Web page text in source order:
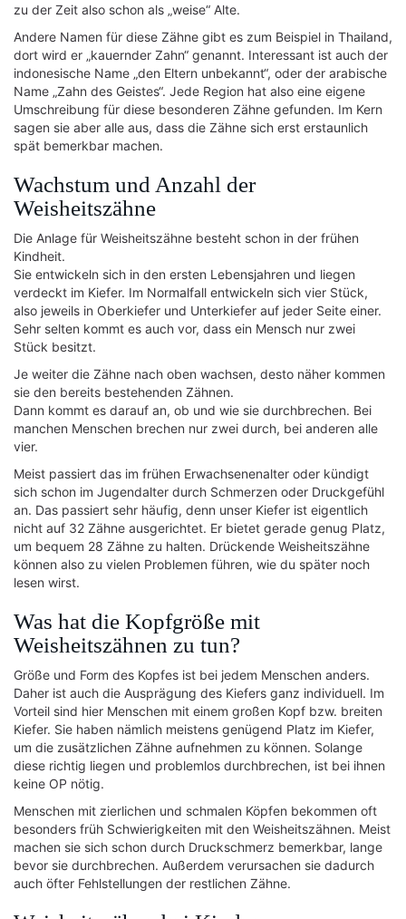
zu der Zeit also schon als „weise“ Alte.
Andere Namen für diese Zähne gibt es zum Beispiel in Thailand,
dort wird er „kauernder Zahn“ genannt. Interessant ist auch der
indonesische Name „den Eltern unbekannt“, oder der arabische
Name „Zahn des Geistes“. Jede Region hat also eine eigene
Umschreibung für diese besonderen Zähne gefunden. Im Kern
sagen sie aber alle aus, dass die Zähne sich erst erstaunlich
spät bemerkbar machen.
Wachstum und Anzahl der
Weisheitszähne
Die Anlage für Weisheitszähne besteht schon in der frühen
Kindheit.
Sie entwickeln sich in den ersten Lebensjahren und liegen
verdeckt im Kiefer. Im Normalfall entwickeln sich vier Stück,
also jeweils in Oberkiefer und Unterkiefer auf jeder Seite einer.
Sehr selten kommt es auch vor, dass ein Mensch nur zwei
Stück besitzt.
Je weiter die Zähne nach oben wachsen, desto näher kommen
sie den bereits bestehenden Zähnen.
Dann kommt es darauf an, ob und wie sie durchbrechen. Bei
manchen Menschen brechen nur zwei durch, bei anderen alle
vier.
Meist passiert das im frühen Erwachsenenalter oder kündigt
sich schon im Jugendalter durch Schmerzen oder Druckgefühl
an. Das passiert sehr häufig, denn unser Kiefer ist eigentlich
nicht auf 32 Zähne ausgerichtet. Er bietet gerade genug Platz,
um bequem 28 Zähne zu halten. Drückende Weisheitszähne
können also zu vielen Problemen führen, wie du später noch
lesen wirst.
Was hat die Kopfgröße mit
Weisheitszähnen zu tun?
Größe und Form des Kopfes ist bei jedem Menschen anders.
Daher ist auch die Ausprägung des Kiefers ganz individuell. Im
Vorteil sind hier Menschen mit einem großen Kopf bzw. breiten
Kiefer. Sie haben nämlich meistens genügend Platz im Kiefer,
um die zusätzlichen Zähne aufnehmen zu können. Solange
diese richtig liegen und problemlos durchbrechen, ist bei ihnen
keine OP nötig.
Menschen mit zierlichen und schmalen Köpfen bekommen oft
besonders früh Schwierigkeiten mit den Weisheitszähnen. Meist
machen sie sich schon durch Druckschmerz bemerkbar, lange
bevor sie durchbrechen. Außerdem verursachen sie dadurch
auch öfter Fehlstellungen der restlichen Zähne.